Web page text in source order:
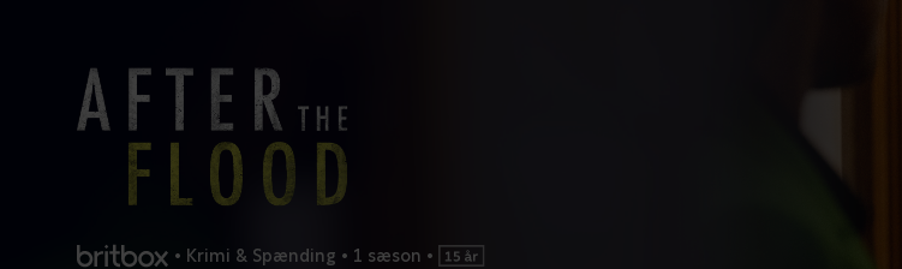
• Krimi & Spænding • 1 sæson •